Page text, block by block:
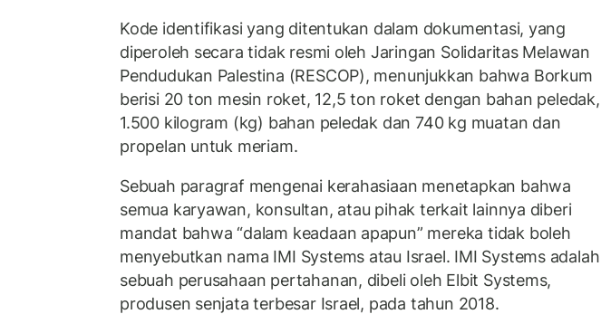
Kode identifikasi yang ditentukan dalam dokumentasi, yang
diperoleh secara tidak resmi oleh Jaringan Solidaritas Melawan
Pendudukan Palestina (RESCOP), menunjukkan bahwa Borkum
berisi 20 ton mesin roket, 12,5 ton roket dengan bahan peledak,
1.500 kilogram (kg) bahan peledak dan 740 kg muatan dan
propelan untuk meriam.
Sebuah paragraf mengenai kerahasiaan menetapkan bahwa
semua karyawan, konsultan, atau pihak terkait lainnya diberi
mandat bahwa “dalam keadaan apapun” mereka tidak boleh
menyebutkan nama IMI Systems atau Israel. IMI Systems adalah
sebuah perusahaan pertahanan, dibeli oleh Elbit Systems,
produsen senjata terbesar Israel, pada tahun 2018.